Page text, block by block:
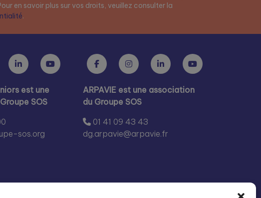
en savoir plus sur vos droits, veuillez consulter la
.
est une
SOS
sos.org
ARPAVIE est une association
du Groupe SOS
01 41 09 43 43
dg.arpavie@arpavie.fr